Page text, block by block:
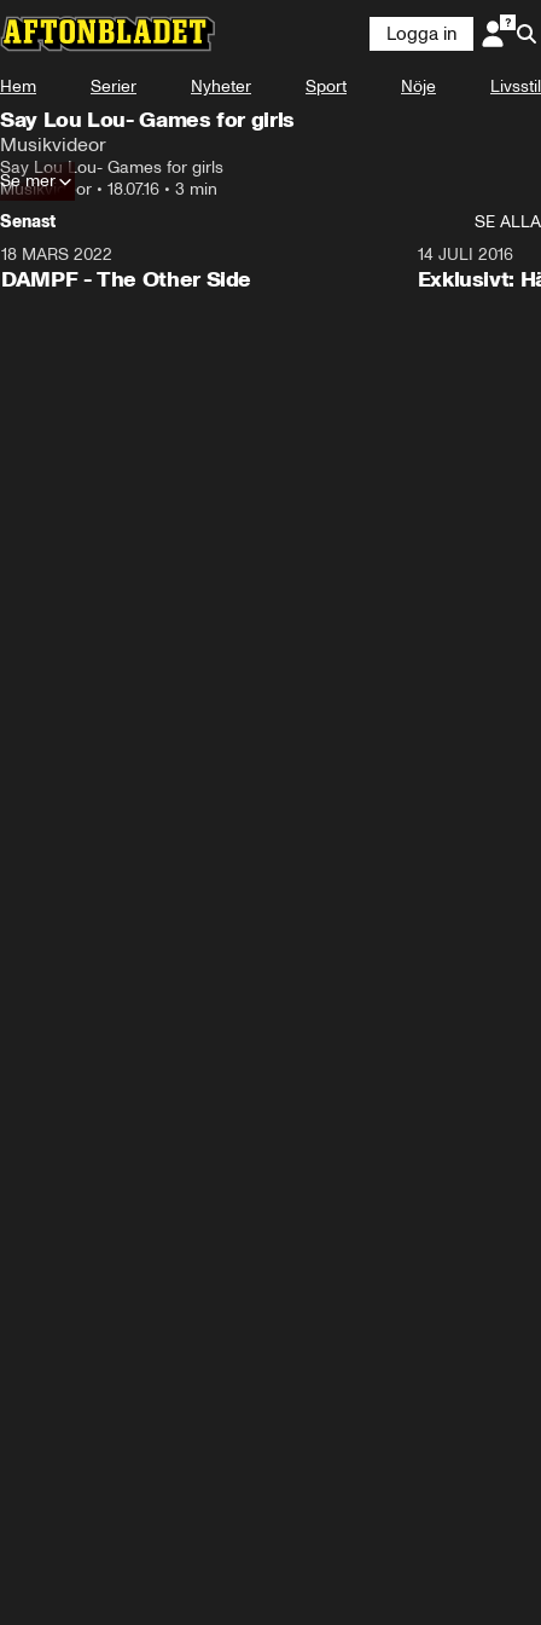
Logga in
Hem Serier Nyheter Sport Nöje Livsstil
Say Lou Lou- Games for girls
Musikvideor
Say Lou Lou- Games for girls
Musikvideor • 18.07.16 • 3 min
Se mer
Senast
SE ALLA
18 MARS 2022
DAMPF - The Other Side
14 JULI 2016
Exklusivt: